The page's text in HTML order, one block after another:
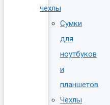
чехлы
Сумки
для
ноутбуков
и
планшетов
Чехлы